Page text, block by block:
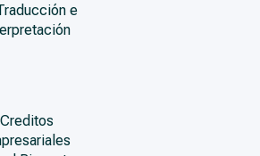
e
Creditos